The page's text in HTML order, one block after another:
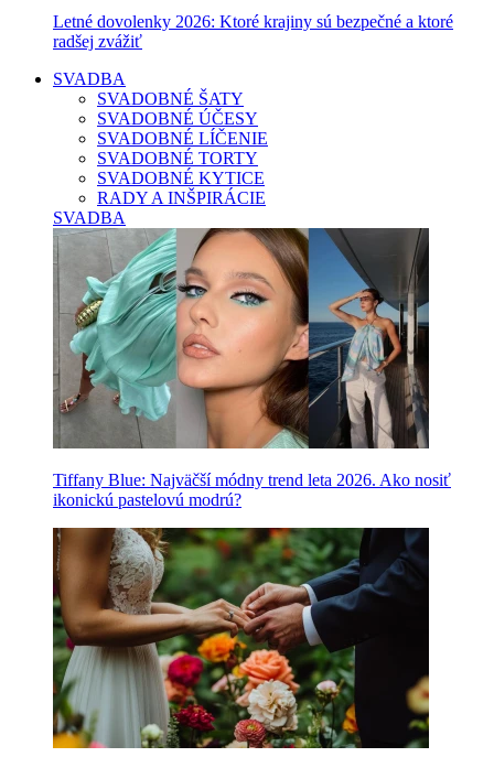
Letné dovolenky 2026: Ktoré krajiny sú bezpečné a ktoré
radšej zvážiť
SVADBA
SVADOBNÉ ŠATY
SVADOBNÉ ÚČESY
SVADOBNÉ LÍČENIE
SVADOBNÉ TORTY
SVADOBNÉ KYTICE
RADY A INŠPIRÁCIE
SVADBA
Tiffany Blue: Najväčší módny trend leta 2026. Ako nosiť
ikonickú pastelovú modrú?